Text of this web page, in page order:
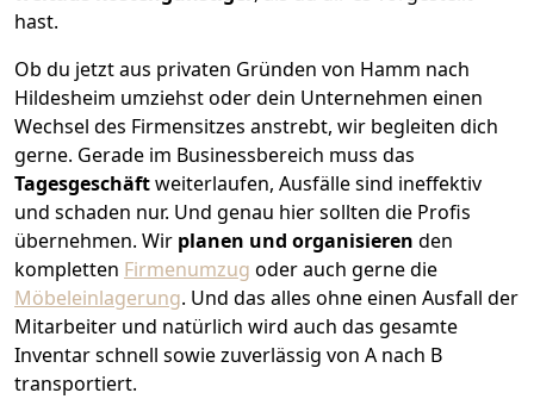
hast.
Ob du jetzt aus privaten Gründen von Hamm nach
Hildesheim umziehst oder dein Unternehmen einen
Wechsel des Firmensitzes anstrebt, wir begleiten dich
gerne. Gerade im Businessbereich muss das
Tagesgeschäftweiterlaufen, Ausfälle sind ineffektiv
und schaden nur. Und genau hier sollten die Profis
übernehmen. Wir planen und organisieren den
kompletten Firmenumzug oder auch gerne die
Möbeleinlagerung. Und das alles ohne einen Ausfall der
Mitarbeiter und natürlich wird auch das gesamte
Inventar schnell sowie zuverlässig von A nach B
transportiert.